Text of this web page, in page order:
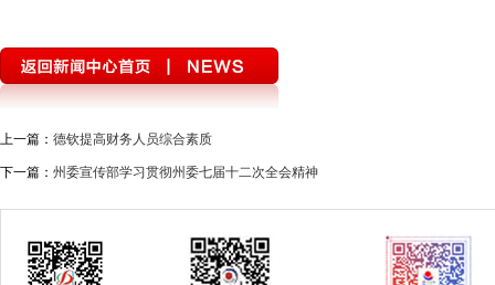
上一篇： 德钦提高财务人员综合素质
下一篇： 州委宣传部学习贯彻州委七届十二次全会精神